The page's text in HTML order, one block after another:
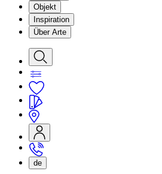
Objekt
Inspiration
Über Arte
de